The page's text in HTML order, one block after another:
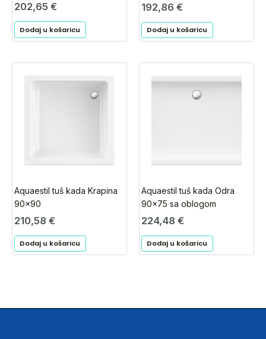
202,65 €
Dodaj u košaricu
192,86 €
Dodaj u košaricu
Aquaestil tuš kada Krapina
90×90
210,58 €
Dodaj u košaricu
Aquaestil tuš kada Odra
90×75 sa oblogom
224,48 €
Dodaj u košaricu